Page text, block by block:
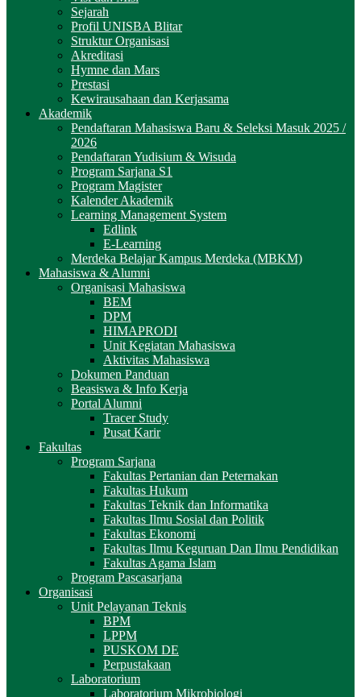
Sejarah
Profil UNISBA Blitar
Struktur Organisasi
Akreditasi
Hymne dan Mars
Prestasi
Kewirausahaan dan Kerjasama
Akademik
Pendaftaran Mahasiswa Baru & Seleksi Masuk 2025 /
2026
Pendaftaran Yudisium & Wisuda
Program Sarjana S1
Program Magister
Kalender Akademik
Learning Management System
Edlink
E-Learning
Merdeka Belajar Kampus Merdeka (MBKM)
Mahasiswa & Alumni
Organisasi Mahasiswa
BEM
DPM
HIMAPRODI
Unit Kegiatan Mahasiswa
Aktivitas Mahasiswa
Dokumen Panduan
Beasiswa & Info Kerja
Portal Alumni
Tracer Study
Pusat Karir
Fakultas
Program Sarjana
Fakultas Pertanian dan Peternakan
Fakultas Hukum
Fakultas Teknik dan Informatika
Fakultas Ilmu Sosial dan Politik
Fakultas Ekonomi
Fakultas Ilmu Keguruan Dan Ilmu Pendidikan
Fakultas Agama Islam
Program Pascasarjana
Organisasi
Unit Pelayanan Teknis
BPM
LPPM
PUSKOM DE
Perpustakaan
Laboratorium
Laboratorium Mikrobiologi